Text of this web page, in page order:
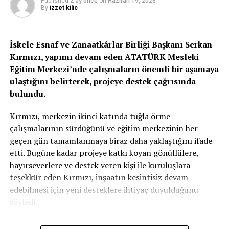
bırakabilmek adına siyasetçiler olarak bunu yapmaktan
şansları olmadığı belirtildi.
Mesajda şu ifadelere yer verildi:
“Bu amaçla, tüm siyasi partiler, çevre sivil toplum
örgütleri ve alanın uzmanlarıyla bir araya gelmeye ve
bunu gerçekleştirmeye var mısınız? Bırakalım çevrenin
olduğunu söylemeyi de bir an önce eğitimde, sağlıkta,
turizmde, ekonomide başaramadığımızı en azından
çevre alanında başaralım.
Bilmeliyiz ki; çarpık yapılaşmayı ortadan kaldırıp planlı
gelişime geçemez, orman varlığımızı artıramaz, doğal
alanlarımızı koruyamaz, kanalizasyon alt yapısını bir
türlü oluşturamaz ve atık suların denizlerimize
By izzet kilic
İskele Esnaf ve Zanaatkârlar Birliği Başkanı Serkan
Kırmızı, yapımı devam eden ATATÜRK Mesleki
Eğitim Merkezi’nde çalışmaların önemli bir aşamaya
ulaştığını belirterek, projeye destek çağrısında
bulundu.
Kırmızı, merkezin ikinci katında tuğla örme
çalışmalarının sürdüğünü ve eğitim merkezinin her
geçen gün tamamlanmaya biraz daha yaklaştığını ifade
etti. Bugüne kadar projeye katkı koyan gönüllülere,
hayırseverlere ve destek veren kişi ile kuruluşlara
teşekkür eden Kırmızı, inşaatın kesintisiz devam
edebilmesi için yeni desteklere ihtiyaç duyulduğunu
söyledi.
Özellikle tuğla başta olmak üzere çeşitli inşaat